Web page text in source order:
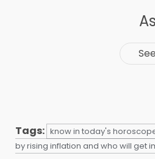
Tags: know in today's
by rising inflation and who will get